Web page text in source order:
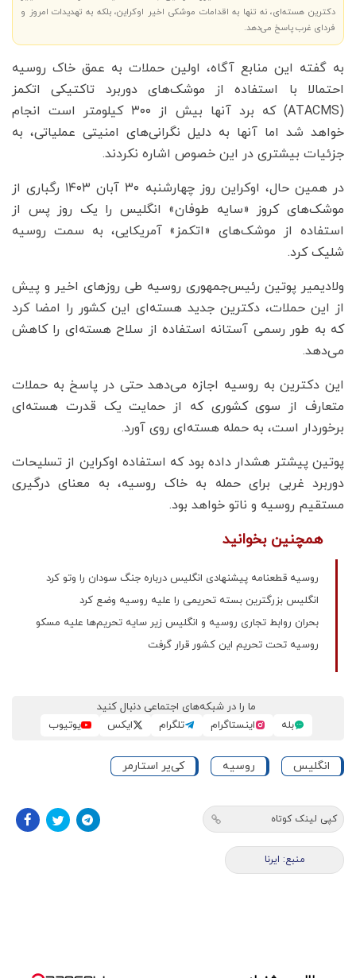
دکترین هسته‌ای، نه تنها به اقدامات موشکی اخیر اوکراین، بلکه به تهدیدات امروز و
فردای غرب پاسخ می‌دهد.
به گفته این منابع آگاه، اولین حملات به عمق خاک روسیه
احتمالا با استفاده از موشک‌های دوربرد تاکتیکی اتکمز
(ATACMS) که برد آنها بیش از ۳۰۰ کیلومتر است انجام
خواهد شد اما آنها به دلیل نگرانی‌های امنیتی عملیاتی، به
جزئیات بیشتری در این خصوص اشاره نکردند.
در همین حال، اوکراین روز چهارشنبه ۳۰ آبان ۱۴۰۳ رگباری از
موشک‌های کروز «سایه طوفان» انگلیس را یک روز پس از
استفاده از موشک‌های «اتکمز» آمریکایی، به سمت روسیه
شلیک کرد.
ولادیمیر پوتین رئیس‌جمهوری روسیه طی روزهای اخیر و پیش
از این حملات، دکترین جدید هسته‌ای این کشور را امضا کرد
که به طور رسمی آستانه استفاده از سلاح هسته‌ای را کاهش
می‌دهد.
این دکترین به روسیه اجازه می‌دهد حتی در پاسخ به حملات
متعارف از سوی کشوری که از حمایت یک قدرت هسته‌ای
برخوردار است، به حمله هسته‌ای روی آورد.
پوتین پیشتر هشدار داده بود که استفاده اوکراین از تسلیحات
دوربرد غربی برای حمله به خاک روسیه، به معنای درگیری
مستقیم روسیه و ناتو خواهد بود.
همچنین بخوانید
روسیه قطعنامه پیشنهادی انگلیس درباره جنگ سودان را وتو کرد
انگلیس بزرگترین بسته تحریمی را علیه روسیه وضع کرد
بحران روابط تجاری روسیه و انگلیس زیر سایه تحریم‌ها علیه مسکو
روسیه تحت تحریم این کشور قرار گرفت
ما را در شبکه‌های اجتماعی دنبال کنید
بله
اینستاگرام تلگرام ایکس یوتیوب
انگلیس روسیه کی‌یر استارمر
کپی لینک کوتاه
منبع: ایرنا